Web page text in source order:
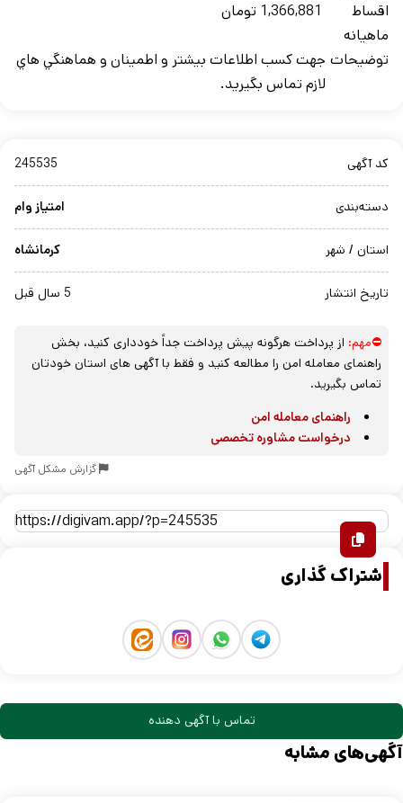
اقساط
ماهيانه
توضيحات جهت کسب اطلاعات بيشتر و اطمينان و هماهنگي هاي
لازم تماس بگيريد.
کد آگهی 245535
دسته‌بندی امتیاز وام
استان / شهر کرمانشاه
تاریخ انتشار 5 سال قبل
⛔مهم: از پرداخت هرگونه پیش پرداخت جداً خودداری کنید، بخش
راهنمای معامله امن را مطالعه کنید و فقط با آگهی های استان خودتان
تماس بگیرید.
راهنمای معامله امن
درخواست مشاوره تخصصی
گزارش مشکل آگهی
اشتراک گذاری
تماس با آگهی دهنده
آگهی‌های مشابه